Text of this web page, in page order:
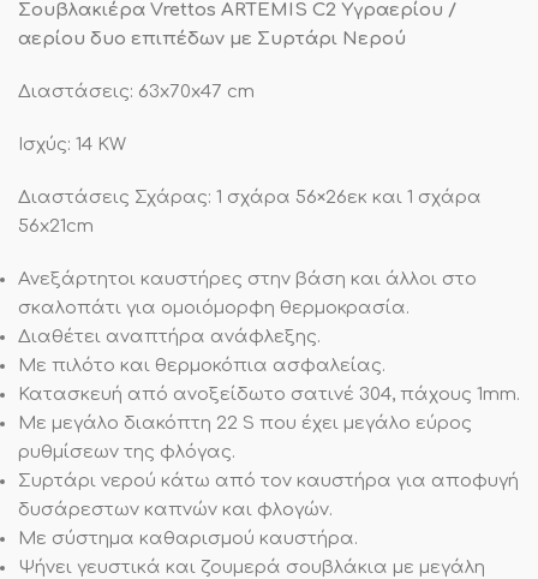
Σουβλακιέρα Vrettos ARTEMIS C2 Υγραερίου /
αερίου δυο επιπέδων με Συρτάρι Νερού
Διαστάσεις: 63x70x47 cm
Ισχύς: 14 KW
Διαστάσεις Σχάρας: 1 σχάρα 56×26εκ και 1 σχάρα
56x21cm
Ανεξάρτητοι καυστήρες στην βάση και άλλοι στο
σκαλοπάτι για ομοιόμορφη θερμοκρασία.
Διαθέτει αναπτήρα ανάφλεξης.
Με πιλότο και θερμοκόπια ασφαλείας.
Κατασκευή από ανοξείδωτο σατινέ 304, πάχους 1mm.
Με μεγάλο διακόπτη 22 S που έχει μεγάλο εύρος
ρυθμίσεων της φλόγας.
Συρτάρι νερού κάτω από τον καυστήρα για αποφυγή
δυσάρεστων καπνών και φλογών.
Με σύστημα καθαρισμού καυστήρα.
Ψήνει γευστικά και ζουμερά σουβλάκια με μεγάλη